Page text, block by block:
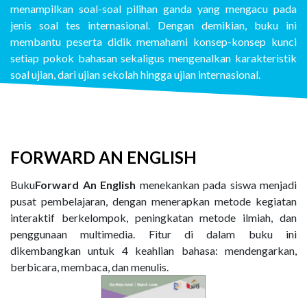
menampilkan soal-soal pilihan ganda yang mengacu pada
jenis soal tes internasional. Dengan demikian, buku ini
membantu peserta didik memahami konsep-konsep kunci
setiap pokok bahasan sekaligus mengenalkan karakteristik
soal ujian, dari ujian sekolah hingga ujian internasional.
FORWARD AN ENGLISH
BukuForward An English menekankan pada siswa menjadi
pusat pembelajaran, dengan menerapkan metode kegiatan
interaktif berkelompok, peningkatan metode ilmiah, dan
penggunaan multimedia. Fitur di dalam buku ini
dikembangkan untuk 4 keahlian bahasa: mendengarkan,
berbicara, membaca, dan menulis.